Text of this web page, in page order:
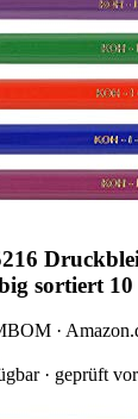
sortiert 10
·
· geprüft